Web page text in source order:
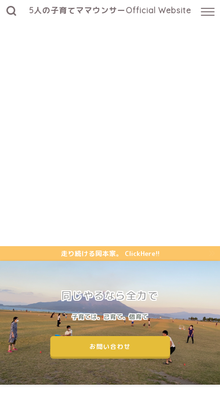
5人の子育てママウンサーOfficial Website
走り続ける岡本家。 ClickHere!!
同じやるなら全力で
子育ては、己育て、個育て
お問い合わせ